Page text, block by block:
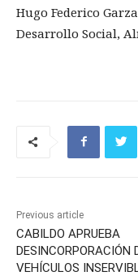
Hugo Federico
Desarrollo Social,
Previous article
CABILDO APRUEBA
DESINCORPORACIÓN
VEHÍCULOS